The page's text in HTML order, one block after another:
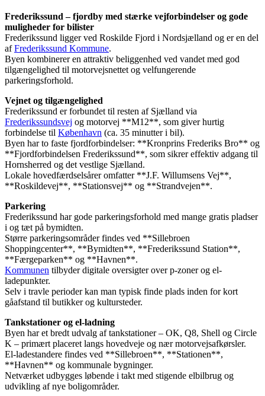
Frederikssund – fjordby med stærke vejforbindelser og gode
muligheder for bilister
Frederikssund ligger ved Roskilde Fjord i Nordsjælland og er en del
afFrederikssund Kommune.
Byen kombinerer en attraktiv beliggenhed ved vandet med god
tilgængelighed til motorvejsnettet og velfungerende
parkeringsforhold.
Vejnet og tilgængelighed
Frederikssund er forbundet til resten af Sjælland via
Frederikssundsvej og motorvej **M12**, som giver hurtig
forbindelse til København (ca. 35 minutter i bil).
Byen har to faste fjordforbindelser: **Kronprins Frederiks Bro** og
**Fjordforbindelsen Frederikssund**, som sikrer effektiv adgang til
Hornsherred og det vestlige Sjælland.
Lokale hovedfærdselsårer omfatter **J.F. Willumsens Vej**,
**Roskildevej**, **Stationsvej** og **Strandvejen**.
Parkering
Frederikssund har gode parkeringsforhold med mange gratis pladser
i og tæt på bymidten.
Større parkeringsområder findes ved **Sillebroen
Shoppingcenter**, **Bymidten**, **Frederikssund Station**,
**Færgeparken** og **Havnen**.
Kommunen tilbyder digitale oversigter over p-zoner og el-
ladepunkter.
Selv i travle perioder kan man typisk finde plads inden for kort
gåafstand til butikker og kultursteder.
Tankstationer og el-ladning
Byen har et bredt udvalg af tankstationer – OK, Q8, Shell og Circle
K – primært placeret langs hovedveje og nær motorvejsafkørsler.
El-ladestandere findes ved **Sillebroen**, **Stationen**,
**Havnen** og kommunale bygninger.
Netværket udbygges løbende i takt med stigende elbilbrug og
udvikling af nye boligområder.